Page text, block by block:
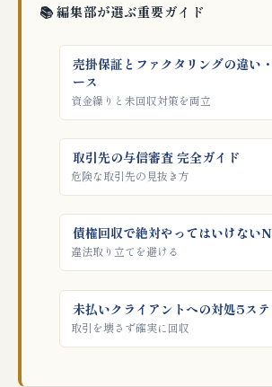
📚 編集部が選ぶ重要ガイド
売掛保証とファクタリングの違い
ース
資金繰りと未回収対策を両立
取引先の与信審査 完全ガイド
危険な取引先の見抜き方
債権回収で絶対やってはいけない
違法取り立てを避ける
未払いクライアントへの対処5ス
取引を壊さず確実に回収